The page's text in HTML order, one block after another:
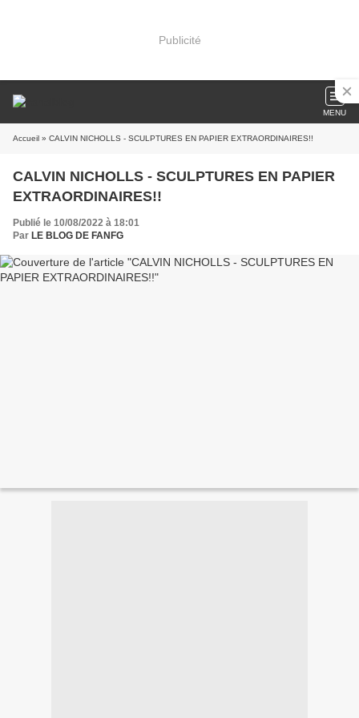
Publicité
MENU
Accueil » CALVIN NICHOLLS - SCULPTURES EN PAPIER EXTRAORDINAIRES!!
CALVIN NICHOLLS - SCULPTURES EN PAPIER
EXTRAORDINAIRES!!
Publié le 10/08/2022 à 18:01
Par LE BLOG DE FANFG